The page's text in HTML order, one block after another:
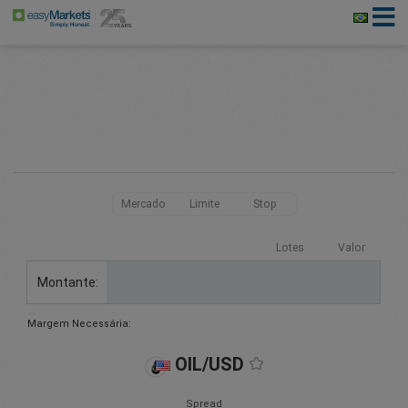
Mercado Limite Stop
Lotes Valor
Montante:
Margem Necessária:
OIL/USD
Spread